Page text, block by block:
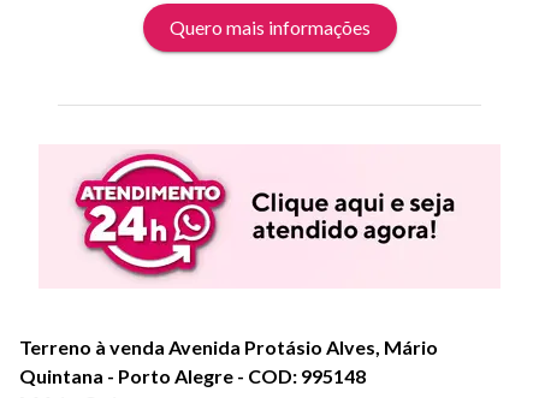
Quero mais informações
Terreno à venda Avenida Protásio Alves, Mário
Quintana - Porto Alegre - COD: 995148